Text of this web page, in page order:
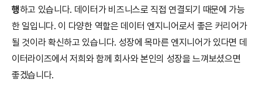
행하고 있습니다. 데이터가 비즈니스로 직접 연결되기 때문에 가능
한 일입니다. 이 다양한 역할은 데이터 엔지니어로서 좋은 커리어가
될 것이라 확신하고 있습니다. 성장에 목마른 엔지니어가 있다면 데
이터라이즈에서 저희와 함께 회사와 본인의 성장을 느껴보셨으면
좋겠습니다.